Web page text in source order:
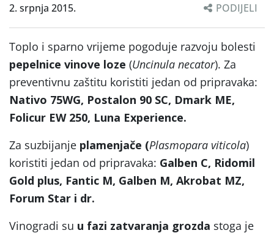
2. srpnja 2015. PODIJELI
Toplo i sparno vrijeme pogoduje razvoju bolesti
pepelnice vinove loze (Uncinula necator). Za
preventivnu zaštitu koristiti jedan od pripravaka:
Nativo 75WG, Postalon 90 SC, Dmark ME,
Folicur EW 250, Luna Experience.
Za suzbijanje plamenjače (Plasmopara viticola)
koristiti jedan od pripravaka: Galben C, Ridomil
Gold plus, Fantic M, Galben M, Akrobat MZ,
Forum Star i dr.
Vinogradi su u fazi zatvaranja grozda stoga je